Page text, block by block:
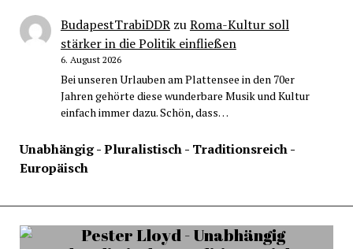
BudapestTrabiDDRzuRoma-Kultur soll
stärker in die Politik einfließen
6. August 2026
Bei unseren Urlauben am Plattensee in den 70er
Jahren gehörte diese wunderbare Musik und Kultur
einfach immer dazu. Schön, dass…
Unabhängig - Pluralistisch - Traditionsreich -
Europäisch